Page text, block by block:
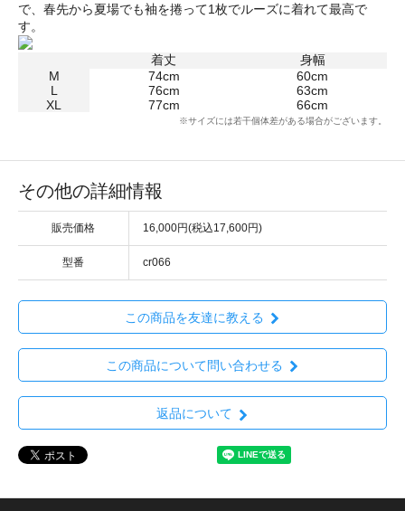
で、春先から夏場でも袖を捲って1枚でルーズに着れて最高で
す。
着丈
身幅
M
74cm
60cm
L
76cm
63cm
XL
77cm 66cm
※サイズには若干個体差がある場合がございます。
その他の詳細情報
販売価格 16,000円(税込17,600円)
型番 cr066
この商品を友達に教える
この商品について問い合わせる
返品について